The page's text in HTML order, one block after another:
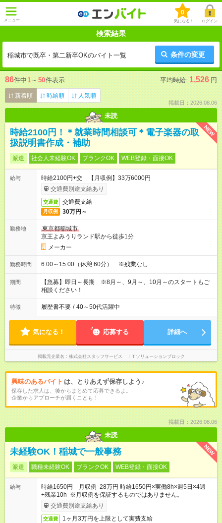
メニュー
0
気になる！ ログイン
検索結果
稲城市で既卒・第二新卒OKのバイト一覧 条件の変更
86件中1 ～ 50件表示 平均時給: 1,526 円
新着順 時給順 人気順
掲載日：2026.08.06
未読
NEW
時給2100円！＊就業時間相談可＊電子楽器の取
扱説明書作成・補助
派遣 社会人未経験OK ブランクOK WEB登録・面接OK
給与
時給2100円+交 【月収例】33万6000円
交通費別途支給あり
交通費 交通費支給
月収例 30万円～
勤務地
東京都稲城市
京王よみうりランド駅から徒歩1分
メーカー
勤務時間 6:00～15:00（休憩:60分） ※残業なし
期間
【急募】即日～長期 ※8月～、9月～、10月～のスタートもご
相談ください！
特徴 履歴書不要 / 40～50代活躍中
気になる！ 応募する 詳細へ
掲載元企業名 株式会社スタッフサービス ＩＴソリューションブロック
興味のあるバイト は、とりあえず保存しよう♪
保存した求人は、後からまとめて応募できるよ。
企業からアプローチが届くことも！
掲載日：2026.08.06
未読
NEW
未経験OK！稲城で一般事務
派遣 職種未経験OK ブランクOK WEB登録・面接OK
給与
時給1650円 月収例 28万円 時給1650円×実働8h×週5日×4週
+残業10h ※月収例を保証するものではありません。
交通費別途支給あり
交通費 1ヶ月3万円を上限として実費支給